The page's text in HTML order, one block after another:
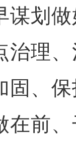
谋划
治理
固、
在前